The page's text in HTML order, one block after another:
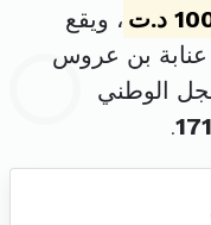
د.ت
، ويقع
في عدد 40 نهج عنابة بن عروس
الوطني
.